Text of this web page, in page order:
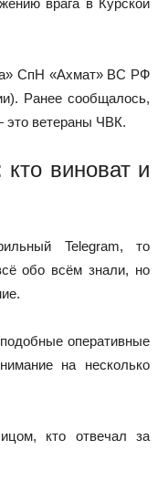
СпН «Ахмат» ВС РФ
Ранее сообщалось,
это ветераны ЧВК.
кто виноват и
Telegram, то
обо всём знали, но
оперативные
на несколько
кто отвечал за